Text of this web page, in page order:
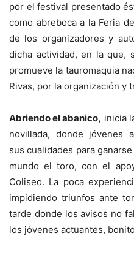
por el festival presentado
como abreboca a la Feria
de los organizadores y
dicha actividad, en la que,
promueve la tauromaquia
Rivas, por la organización y
Abriendo el abanico, inicia
novillada, donde jóvenes
sus cualidades para
mundo el toro, con el
Coliseo. La poca
impidiendo triunfos ante
tarde donde los avisos no
los jóvenes actuantes,